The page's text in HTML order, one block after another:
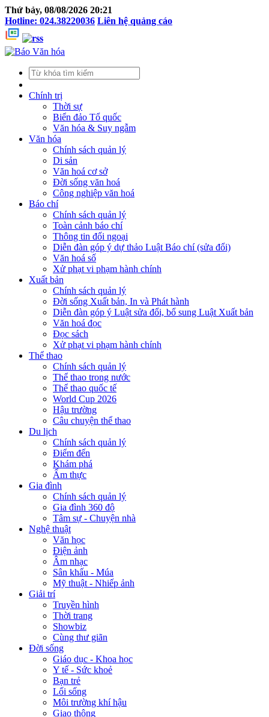
Thứ bảy, 08/08/2026 20:21
Hotline: 024.38220036 Liên hệ quảng cáo
Chính trị
Thời sự
Biển đảo Tổ quốc
Văn hóa & Suy ngẫm
Văn hóa
Chính sách quản lý
Di sản
Văn hoá cơ sở
Đời sống văn hoá
Công nghiệp văn hoá
Báo chí
Chính sách quản lý
Toàn cảnh báo chí
Thông tin đối ngoại
Diễn đàn góp ý dự thảo Luật Báo chí (sửa đổi)
Văn hoá số
Xử phạt vi phạm hành chính
Xuất bản
Chính sách quản lý
Đời sống Xuất bản, In và Phát hành
Diễn đàn góp ý Luật sửa đổi, bổ sung Luật Xuất bản
Văn hoá đọc
Đọc sách
Xử phạt vi phạm hành chính
Thể thao
Chính sách quản lý
Thể thao trong nước
Thể thao quốc tế
World Cup 2026
Hậu trường
Câu chuyện thể thao
Du lịch
Chính sách quản lý
Điểm đến
Khám phá
Ẩm thực
Gia đình
Chính sách quản lý
Gia đình 360 độ
Tâm sự - Chuyện nhà
Nghệ thuật
Văn học
Điện ảnh
Âm nhạc
Sân khấu - Múa
Mỹ thuật - Nhiếp ảnh
Giải trí
Truyền hình
Thời trang
Showbiz
Cùng thư giãn
Đời sống
Giáo dục - Khoa học
Y tế - Sức khoẻ
Bạn trẻ
Lối sống
Môi trường khí hậu
Giao thông